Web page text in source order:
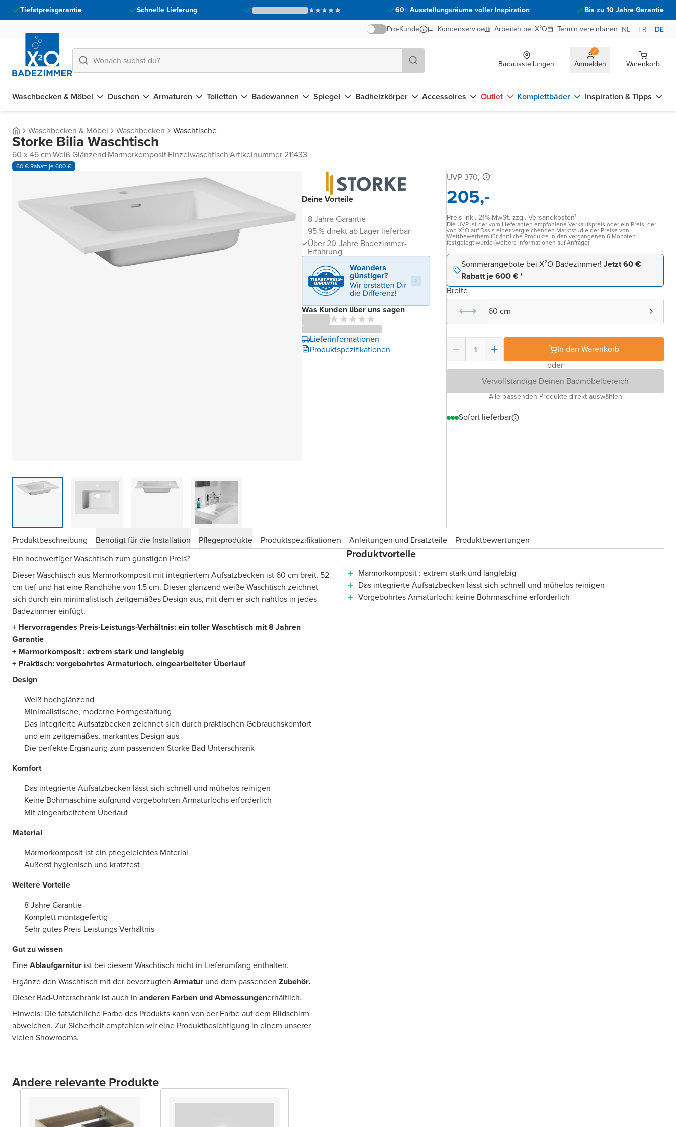
Tiefstpreisgarantie Schnelle Lieferung 60+ Ausstellungsräume voller Inspiration
Bis zu 10 Jahre Garantie
Pro-Kunde
Kundenservice Arbeiten bei X²O Termin vereinbaren NL FR DE
Badausstellungen Anmelden Warenkorb
Waschbecken & Möbel Duschen Armaturen Toiletten Badewannen Spiegel Badheizkörper Accessoires Outlet Komplettbäder Inspiration & Tipps
Waschbecken & Möbel Waschbecken Waschtische
Storke Bilia Waschtisch
60 x 46 cm|Weiß Glänzend|Marmorkomposit|Einzelwaschtisch|Artikelnummer 211433
60 € Rabatt je 600 €
Deine Vorteile
8 Jahre Garantie
95 % direkt ab Lager lieferbar
Über 20 Jahre Badezimmer-
Erfahrung
Was Kunden über uns sagen
Lieferinformationen
Produktspezifikationen
UVP 370,-
205,-
Preis inkl. 21% MwSt. zzgl. Versandkosten¹
Die UVP ist der vom Lieferanten empfohlene Verkaufspreis oder ein Preis, der
von X²O auf Basis einer vergleichenden Marktstudie der Preise von
Wettbewerbern für ähnliche Produkte in den vergangenen 6 Monaten
festgelegt wurde (weitere Informationen auf Anfrage)
Sommerangebote bei X²O Badezimmer! Jetzt 60 €
Rabatt je 600 € *
Breite
60 cm
In den Warenkorb
oder
Vervollständige Deinen Badmöbelbereich
Alle passenden Produkte direkt auswählen
Sofort lieferbar
Produktbeschreibung Benötigt für die Installation Pflegeprodukte Produktspezifikationen Anleitungen und Ersatzteile
Produktbewertungen
Ein hochwertiger Waschtisch zum günstigen Preis?
Dieser Waschtisch aus Marmorkomposit mit integriertem Aufsatzbecken ist 60 cm breit, 52
cm tief und hat eine Randhöhe von 1,5 cm. Dieser glänzend weiße Waschtisch zeichnet
sich durch ein minimalistisch-zeitgemäßes Design aus, mit dem er sich nahtlos in jedes
Badezimmer einfügt.
+ Hervorragendes Preis-Leistungs-Verhältnis: ein toller Waschtisch mit 8 Jahren
Garantie
+ Marmorkomposit : extrem stark und langlebig
+ Praktisch: vorgebohrtes Armaturloch, eingearbeiteter Überlauf
Design
Weiß hochglänzend
Minimalistische, moderne Formgestaltung
Das integrierte Aufsatzbecken zeichnet sich durch praktischen Gebrauchskomfort
und ein zeitgemäßes, markantes Design aus
Die perfekte Ergänzung zum passenden Storke Bad-Unterschrank
Komfort
Das integrierte Aufsatzbecken lässt sich schnell und mühelos reinigen
Keine Bohrmaschine aufgrund vorgebohrten Armaturlochs erforderlich
Mit eingearbeitetem Überlauf
Material
Marmorkomposit ist ein pflegeleichtes Material
Äußerst hygienisch und kratzfest
Weitere Vorteile
8 Jahre Garantie
Komplett montagefertig
Sehr gutes Preis-Leistungs-Verhältnis
Gut zu wissen
EineAblaufgarnitur ist bei diesem Waschtisch nicht in Lieferumfang enthalten.
Ergänze den Waschtisch mit der bevorzugten Armatur und dem passenden Zubehör.
Dieser Bad-Unterschrank ist auch in anderen Farben und Abmessungenerhältlich.
Hinweis: Die tatsächliche Farbe des Produkts kann von der Farbe auf dem Bildschirm
abweichen. Zur Sicherheit empfehlen wir eine Produktbesichtigung in einem unserer
vielen Showrooms.
Produktvorteile
Marmorkomposit : extrem stark und langlebig
Das integrierte Aufsatzbecken lässt sich schnell und mühelos reinigen
Vorgebohrtes Armaturloch: keine Bohrmaschine erforderlich
Andere relevante Produkte